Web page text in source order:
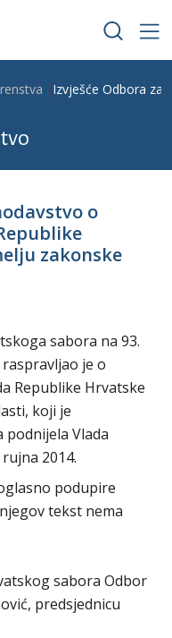
Izvješće Odbora za
o
zakonske
sabora na 93.
je o
Republike Hrvatske
koji je
Vlada
2014.
podupire
tekst nema
sabora Odbor
predsjednicu